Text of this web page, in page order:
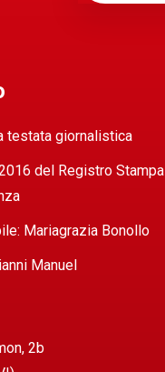
testata giornalistica
del Registro Stampa
Mariagrazia Bonollo
Manuel
2b